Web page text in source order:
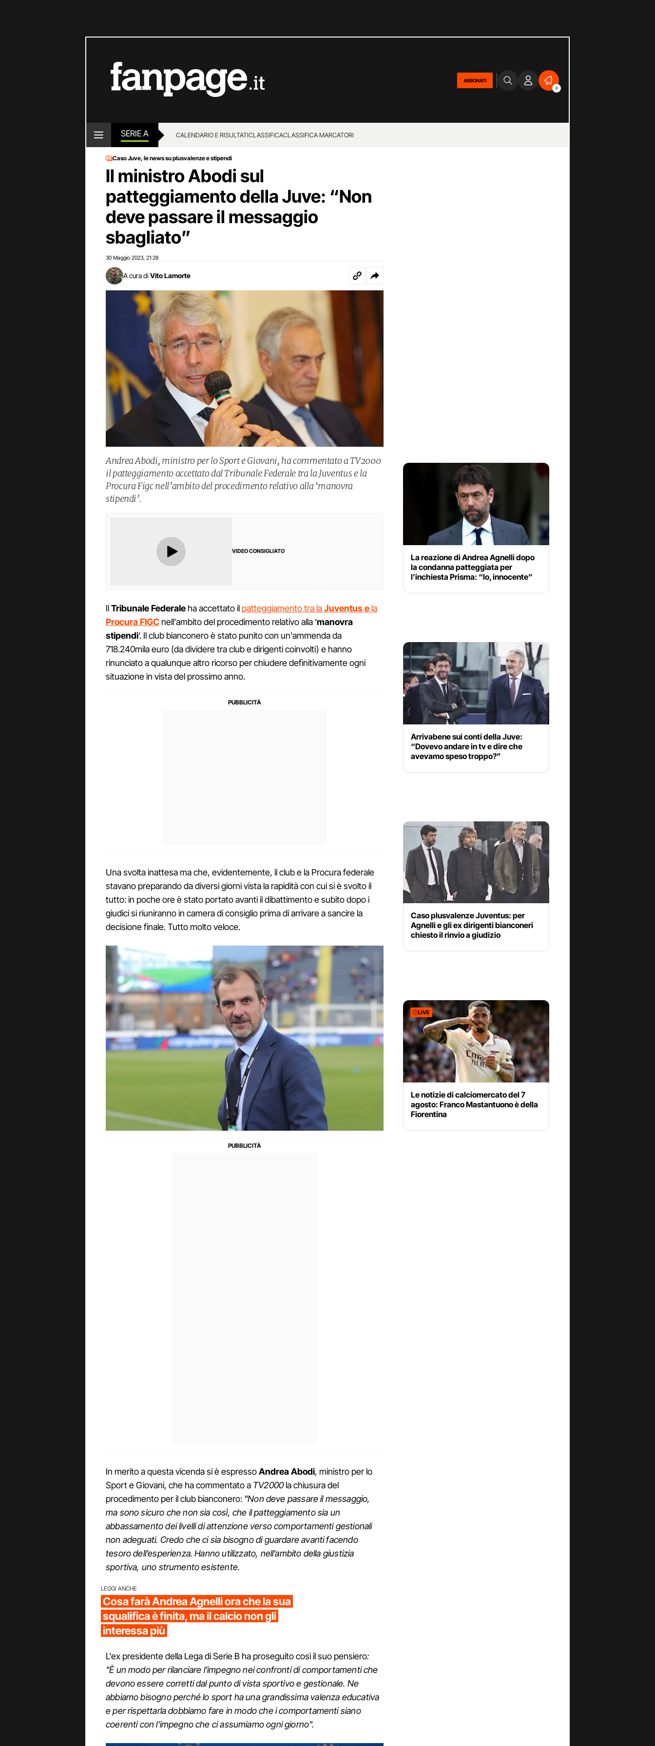
ABBONATI
2
SERIE A CALENDARIO E RISULTATICLASSIFICACLASSIFICA MARCATORI
Caso Juve, le news su plusvalenze e stipendi
Il ministro Abodi sul
patteggiamento della Juve: “Non
deve passare il messaggio
sbagliato”
30 Maggio 2023 21:28
A cura di Vito Lamorte
Andrea Abodi, ministro per lo Sport e Giovani, ha commentato a TV2000
il patteggiamento accettato dal Tribunale Federale tra la Juventus e la
Procura Figc nell’ambito del procedimento relativo alla ‘manovra
stipendi’.
VIDEO CONSIGLIATO
IlTribunale Federale ha accettato il patteggiamento tra laJuventus e la
Procura FIGC nell'ambito del procedimento relativo alla ‘manovra
stipendi‘. Il club bianconero è stato punito con un'ammenda da
718.240mila euro (da dividere tra club e dirigenti coinvolti) e hanno
rinunciato a qualunque altro ricorso per chiudere definitivamente ogni
situazione in vista del prossimo anno.
Una svolta inattesa ma che, evidentemente, il club e la Procura federale
stavano preparando da diversi giorni vista la rapidità con cui si è svolto il
tutto: in poche ore è stato portato avanti il dibattimento e subito dopo i
giudici si riuniranno in camera di consiglio prima di arrivare a sancire la
decisione finale. Tutto molto veloce.
In merito a questa vicenda si è espressoAndrea Abodi, ministro per lo
Sport e Giovani, che ha commentato a TV2000la chiusura del
procedimento per il club bianconero: "Non deve passare il messaggio,
ma sono sicuro che non sia così, che il patteggiamento sia un
abbassamento dei livelli di attenzione verso comportamenti gestionali
non adeguati. Credo che ci sia bisogno di guardare avanti facendo
tesoro dell’esperienza. Hanno utilizzato, nell’ambito della giustizia
sportiva, uno strumento esistente.
LEGGI ANCHE
Cosa farà Andrea Agnelli ora che la sua
squalifica è finita, ma il calcio non gli
interessa più
L'ex presidente della Lega di Serie B ha proseguito così il suo pensiero:
"È un modo per rilanciare l’impegno nei confronti di comportamenti che
devono essere corretti dal punto di vista sportivo e gestionale. Ne
abbiamo bisogno perché lo sport ha una grandissima valenza educativa
e per rispettarla dobbiamo fare in modo che i comportamenti siano
coerenti con l’impegno che ci assumiamo ogni giorno".
La reazione di Andrea Agnelli dopo
la condanna patteggiata per
l’inchiesta Prisma: “Io, innocente”
Arrivabene sui conti della Juve:
“Dovevo andare in tv e dire che
avevamo speso troppo?”
Caso plusvalenze Juventus: per
Agnelli e gli ex dirigenti bianconeri
chiesto il rinvio a giudizio
LIVE
Le notizie di calciomercato del 7
agosto: Franco Mastantuono è della
Fiorentina